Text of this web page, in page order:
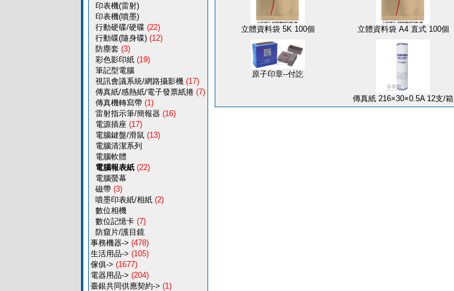
印表機(雷射)
印表機(噴墨)
行動硬碟/硬碟 (22)
行動碟(隨身碟)(12)
防塵套(3)
彩色影印紙(19)
筆記型電腦
視訊會議系統/網路攝影機(17)
傳真紙/感熱紙/電子發票紙捲(7)
傳真機轉寫帶(1)
雷射指示筆/簡報器 (16)
電源插座(17)
電腦鍵盤/滑鼠(13)
電腦清潔系列
電腦軟體
電腦報表紙(22)
電腦螢幕
磁帶(3)
噴墨印表紙/相紙(2)
數位相機
數位記憶卡(7)
防窺片/護目鏡
事務機器-> (478)
生活用品-> (105)
傢俱-> (1677)
電器用品-> (204)
臺銀共同供應契約-> (1)
立體資料袋 5K 100個 立體資料袋 A4 直式 100個
原子印章--付訖
傳真紙 216×30×0.5A 12支/箱